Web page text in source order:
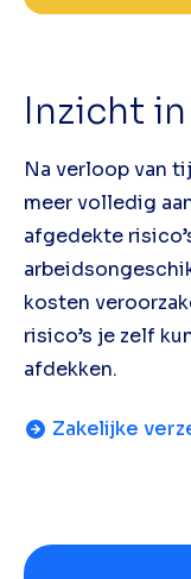
Inzicht
Na verloop van
meer volledig
afgedekte
kosten
risico’s je zelf
afdekken.
Zakelijke